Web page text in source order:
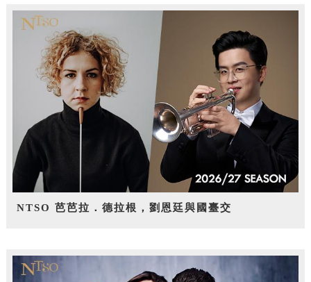
NTSO 芭芭拉．德拉根，劉恩廷與國臺交